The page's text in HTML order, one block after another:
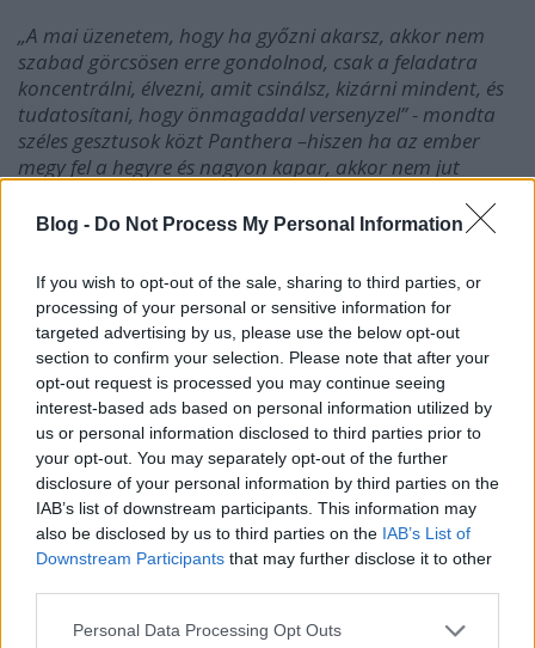
Blog - Do Not Process My Personal Information
If you wish to opt-out of the sale, sharing to third parties, or
processing of your personal or sensitive information for
targeted advertising by us, please use the below opt-out
section to confirm your selection. Please note that after your
opt-out request is processed you may continue seeing
interest-based ads based on personal information utilized by
us or personal information disclosed to third parties prior to
your opt-out. You may separately opt-out of the further
disclosure of your personal information by third parties on the
IAB’s list of downstream participants. This information may
also be disclosed by us to third parties on the IAB’s List of
Downstream Participants that may further disclose it to other
Please note that this website/app uses one or more Google
Personal Data Processing Opt Outs
„A mai üzenetem, hogy ha győzni akarsz, akkor nem
szabad görcsösen erre gondolnod, csak a feladatra
koncentrálni, élvezni, amit csinálsz, kizárni mindent, és
tudatosítani, hogy önmagaddal versenyzel” - mondta
széles gesztusok közt Panthera –hiszen ha az ember
megy fel a hegyre és nagyon kapar, akkor nem jut
szerint a „vizualizáció” segít megteremteni a győzelem
pedig, hogy petanque-ozott volna, korábban nem volt
példa.